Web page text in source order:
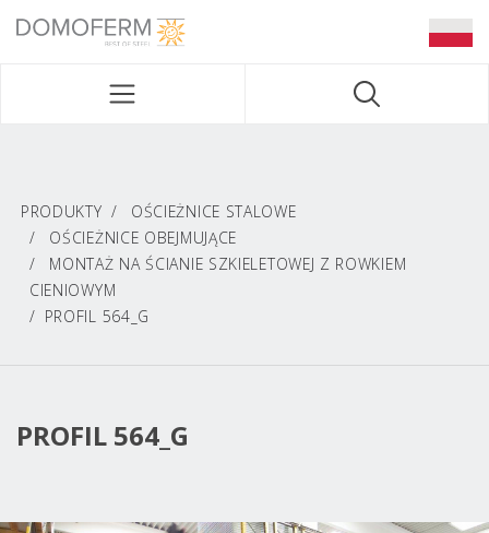
DOMOFERM NAVIGATION
PRODUKTY
OŚCIEŻNICE STALOWE
OŚCIEŻNICE OBEJMUJĄCE
MONTAŻ NA ŚCIANIE SZKIELETOWEJ Z ROWKIEM
CIENIOWYM
PROFIL 564_G
PROFIL 564_G